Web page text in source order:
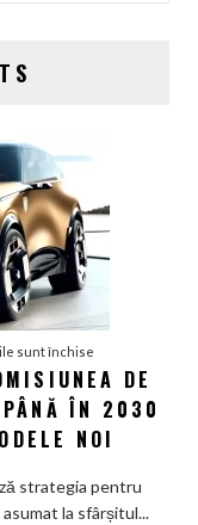
sunt închise
Peugeot
renunță
la
de
a
DE
ÎN 2030
NOI
strategia pentru
la sfârșitul...